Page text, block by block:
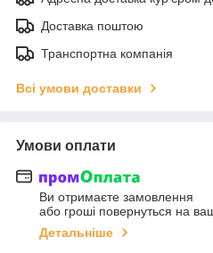
Доставка поштою
Транспортна компанія
Всі умови доставки
Умови оплати
Ви отримаєте замовлення
або гроші повернуться на
Детальніше